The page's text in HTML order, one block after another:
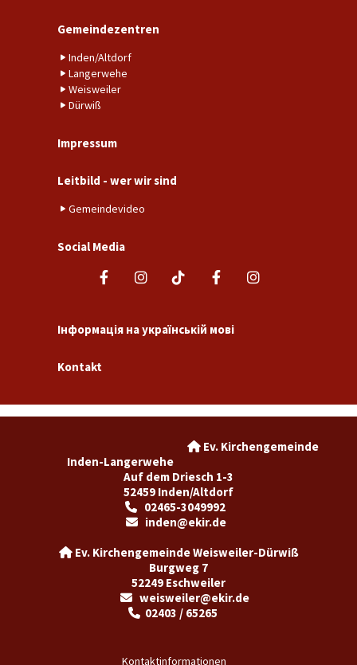
Gemeindezentren
Inden/Altdorf
Langerwehe
Weisweiler
Dürwiß
Impressum
Leitbild - wer wir sind
Gemeindevideo
Social Media
Інформація на українській мові
Kontakt
Ev. Kirchengemeinde
Inden-Langerwehe
Auf dem Driesch 1-3
52459 Inden/Altdorf
02465-3049992
 inden@ekir.de
Ev. Kirchengemeinde Weisweiler-Dürwiß
Burgweg 7
52249 Eschweiler
weisweiler@ekir.de
02403 / 65265
Kontaktinformationen